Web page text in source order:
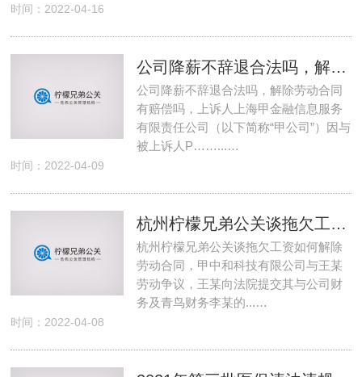
时间：2022-04-16
公司降薪不辞退合法吗，解除劳动合同有赔偿吗
公司降薪不辞退合法吗，解除劳动合同
有赔偿吗，上诉人上海甲金融信息服务
有限责任公司（以下简称“甲公司”）因与
被上诉人P……...…
时间：2022-04-09
杭州柠檬兄弟公关谈拖欠工资如何解除劳动合同
杭州柠檬兄弟公关谈拖欠工资如何解除
劳动合同，甲中和科技有限公司与王某
劳动争议，王某向法院提交其与公司财
务及青鸟财务李某的...…
时间：2022-04-08